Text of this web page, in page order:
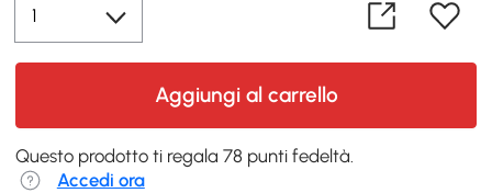
Aggiungi al carrello
Questo prodotto ti regala 78 punti fedeltà.
Accedi ora